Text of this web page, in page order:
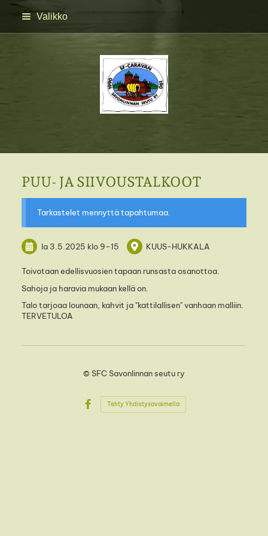
Siirry
sivun
sisältöön
Valikko
SFC Savonlinnan seutu
PUU- JA SIIVOUSTALKOOT
Tarkastelet mennyttä tapahtumaa.
la 3.5.2025 klo 9–15 KUUS-HUKKALA
Toivotaan edellisvuosien tapaan runsasta osanottoa.
Sahoja ja haravia mukaan kellä on.
Talo tarjoaa lounaan, kahvit ja "kattilallisen" vanhaan malliin.
TERVETULOA
© SFC Savonlinnan seutu ry
Facebook
Tehty Yhdistysavaimella